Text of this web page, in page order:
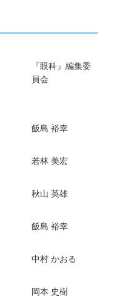
『眼科』編集委
員会
飯島 裕幸
若林 美宏
秋山 英雄
飯島 裕幸
中村 かおる
岡本 史樹